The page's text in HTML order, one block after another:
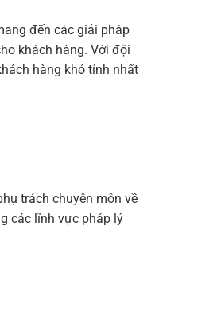
đến các giải pháp
khách hàng. Với đội
hàng khó tính nhất
trách chuyên môn về
các lĩnh vực pháp lý